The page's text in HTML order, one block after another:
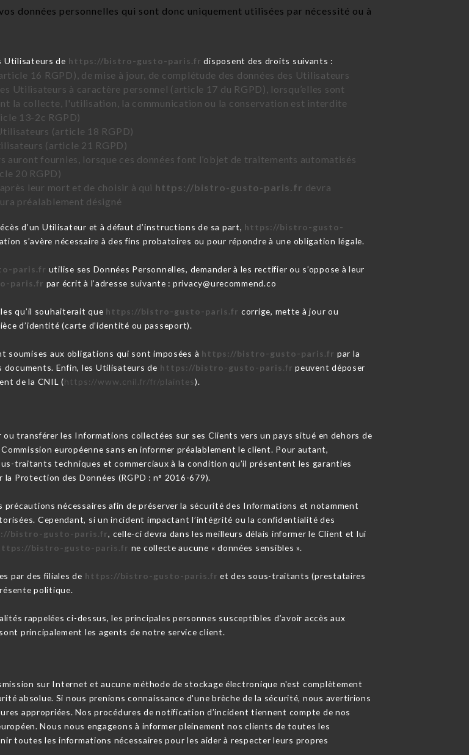
données personnelles qui sont donc uniquement utilisées par nécessité ou à
Utilisateurs de https://bistro-gusto-paris.fr disposent des droits suivants :
16 RGPD), de mise à jour, de complétude des données des Utilisateurs
Utilisateurs à caractère personnel (article 17 du RGPD), lorsqu’elles sont
la collecte, l'utilisation, la communication ou la conservation est interdite
13-2c RGPD)
(article 18 RGPD)
(article 21 RGPD)
fournies, lorsque ces données font l’objet de traitements automatisés
20 RGPD)
leur mort et de choisir à qui https://bistro-gusto-paris.fr devra
préalablement désigné
d’un Utilisateur et à défaut d’instructions de sa part, https://bistro-gusto-
s’avère nécessaire à des fins probatoires ou pour répondre à une obligation légale.
paris.fr utilise ses Données Personnelles, demander à les rectifier ou s’oppose à leur
paris.fr par écrit à l’adresse suivante : privacy@urecommend.co
qu’il souhaiterait que https://bistro-gusto-paris.fr corrige, mette à jour ou
d’identité (carte d’identité ou passeport).
soumises aux obligations qui sont imposées à https://bistro-gusto-paris.fr par la
documents. Enfin, les Utilisateurs de https://bistro-gusto-paris.fr peuvent déposer
de la CNIL (https://www.cnil.fr/fr/plaintes).
transférer les Informations collectées sur ses Clients vers un pays situé en dehors de
européenne sans en informer préalablement le client. Pour autant,
traitants techniques et commerciaux à la condition qu’il présentent les garanties
Protection des Données (RGPD : n° 2016-679).
précautions nécessaires afin de préserver la sécurité des Informations et notamment
Cependant, si un incident impactant l’intégrité ou la confidentialité des
bistro-gusto-paris.fr, celle-ci devra dans les meilleurs délais informer le Client et lui
bistro-gusto-paris.fr ne collecte aucune « données sensibles ».
par des filiales de https://bistro-gusto-paris.fr et des sous-traitants (prestataires
politique.
rappelées ci-dessus, les principales personnes susceptibles d’avoir accès aux
sont principalement les agents de notre service client.
sur Internet et aucune méthode de stockage électronique n'est complètement
absolue. Si nous prenions connaissance d'une brèche de la sécurité, nous avertirions
appropriées. Nos procédures de notification d’incident tiennent compte de nos
Nous nous engageons à informer pleinement nos clients de toutes les
toutes les informations nécessaires pour les aider à respecter leurs propres